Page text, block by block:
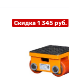
Скидка 1 345 руб.